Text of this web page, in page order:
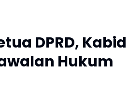
DPRD, Kabid
Hukum